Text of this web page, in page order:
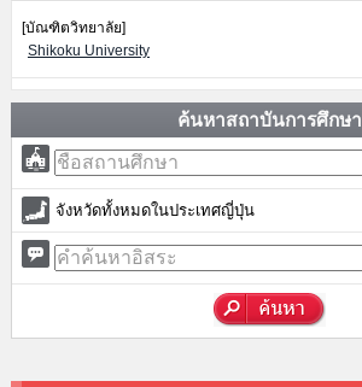
[บัณฑิตวิทยาลัย]
Shikoku University
ค้นหาสถาบันการศึกษา
จังหวัดทั้งหมดในประเทศญี่ปุ่น